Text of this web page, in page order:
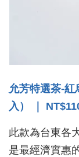
允芳特選茶-
入） ｜
此款為台東各
是最經濟實惠